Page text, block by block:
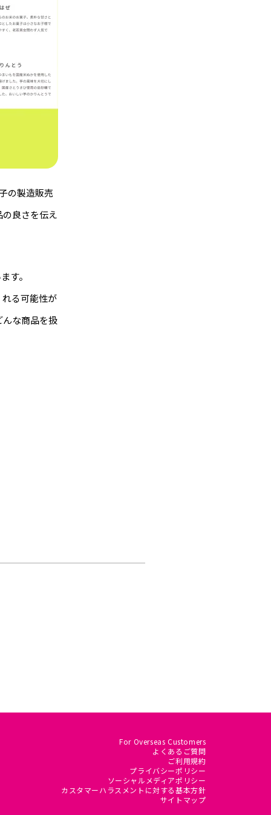
の製造販売
良さを伝え
す。
る可能性が
な商品を扱
For Overseas Customers
よくあるご質問
ご利用規約
プライバシーポリシー
ソーシャルメディアポリシー
カスタマーハラスメントに対する基本方針
サイトマップ